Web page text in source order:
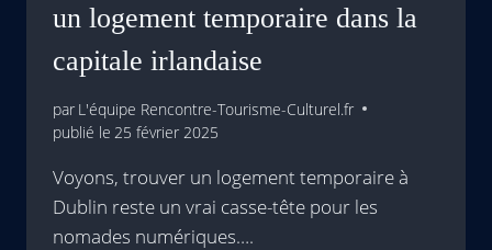
un logement temporaire dans la
capitale irlandaise
par L'équipe Rencontre-Tourisme-Culturel.fr
publié le 25 février 2025
Voyons, trouver un logement temporaire à
Dublin reste un vrai casse-tête pour les
nomades numériques….